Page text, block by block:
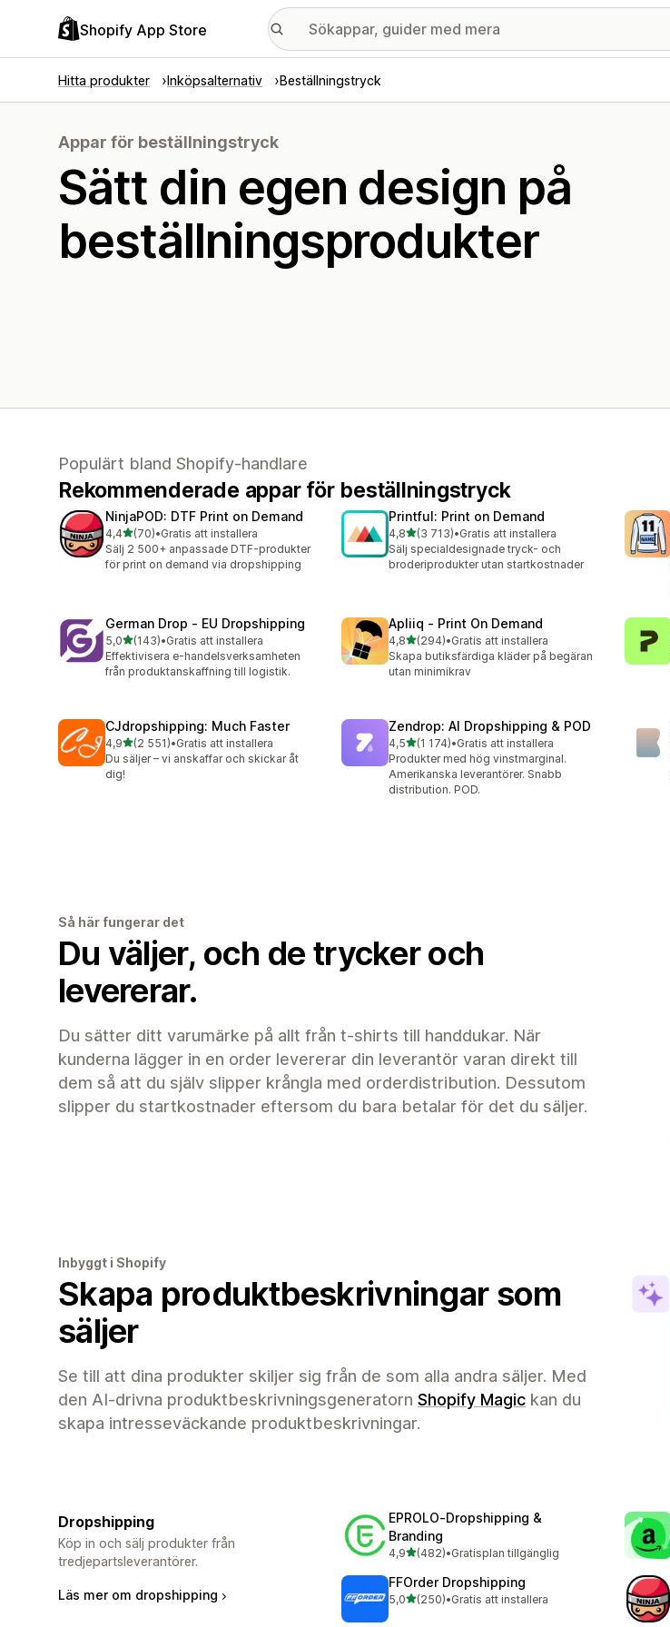
Shopify App Store
Hitta produkter Inköpsalternativ Beställningstryck
Appar för beställningstryck
Sätt din egen design på
beställningsprodukter
Populärt bland Shopify-handlare
Rekommenderade appar för beställningstryck
NinjaPOD: DTF Print on Demand
4,4av 5 stjärnor
(70)
70 recensioner totalt
•Gratis att installera
Sälj 2 500+ anpassade DTF-produkter
för print on demand via dropshipping
Printful: Print on Demand
4,8av 5 stjärnor
(3 713)
3713 recensioner totalt
•Gratis att installera
Sälj specialdesignade tryck- och
broderiprodukter utan startkostnader
German Drop ‑ EU Dropshipping
5,0av 5 stjärnor
(143)
143 recensioner totalt
•Gratis att installera
Effektivisera e-handelsverksamheten
från produktanskaffning till logistik.
Apliiq ‑ Print On Demand
4,8av 5 stjärnor
(294)
294 recensioner totalt
•Gratis att installera
Skapa butiksfärdiga kläder på begäran
utan minimikrav
CJdropshipping: Much Faster
4,9av 5 stjärnor
(2 551)
2551 recensioner totalt
•Gratis att installera
Du säljer – vi anskaffar och skickar åt
dig!
Zendrop: AI Dropshipping & POD
4,5av 5 stjärnor
(1 174)
1174 recensioner totalt
•Gratis att installera
Produkter med hög vinstmarginal.
Amerikanska leverantörer. Snabb
distribution. POD.
Så här fungerar det
Du väljer, och de trycker och
levererar.
Du sätter ditt varumärke på allt från t-shirts till handdukar. När
kunderna lägger in en order levererar din leverantör varan direkt till
dem så att du själv slipper krångla med orderdistribution. Dessutom
slipper du startkostnader eftersom du bara betalar för det du säljer.
Inbyggt i Shopify
Skapa produktbeskrivningar som
säljer
Se till att dina produkter skiljer sig från de som alla andra säljer. Med
den AI-drivna produktbeskrivningsgeneratorn Shopify Magic kan du
skapa intresseväckande produktbeskrivningar.
Dropshipping
Köp in och sälj produkter från
tredjepartsleverantörer.
Läs mer om dropshipping
EPROLO‑Dropshipping &
Branding
4,9av 5 stjärnor
(482)
482 recensioner totalt
•Gratisplan tillgänglig
FFOrder Dropshipping
5,0av 5 stjärnor
(250)
250 recensioner totalt
•Gratis att installera